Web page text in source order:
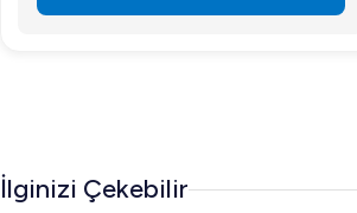
İlginizi Çekebilir